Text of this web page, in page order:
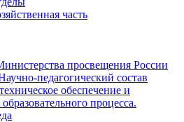
часть
просвещения России
педагогический состав
обеспечение и
процесса.